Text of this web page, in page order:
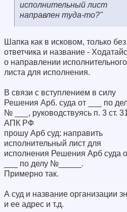
исполнительный лист
направлен туда-то?"
Шапка как в исковом, только без
ответчика и название -
о направлении исполнительного
листа для исполнения.
В связи с вступлением в силу
Решения Арб. суда от ___ по
№ ___, руководствуясь п. 3 ст.
АПК РФ
прошу Арб суд: направить
исполнительный лист для
исполнения Решения Арб суда
___ по делу №_____.
Примерно так.
А суд и название организации
и ее адрес и т.д.